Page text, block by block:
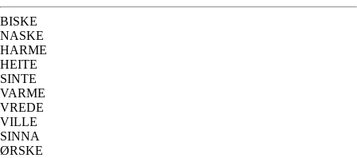
BISKE
NASKE
HARME
HEITE
SINTE
VARME
VREDE
VILLE
SINNA
ØRSKE